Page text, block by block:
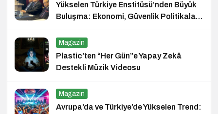
Yükselen Türkiye Enstitüsü’nden Büyük
Buluşma: Ekonomi, Güvenlik Politikaları
ve Hukuk Konferansı
Magazin
Plastic’ten “Her Gün”e Yapay Zekâ
Destekli Müzik Videosu
Magazin
Avrupa’da ve Türkiye’de Yükselen Trend: